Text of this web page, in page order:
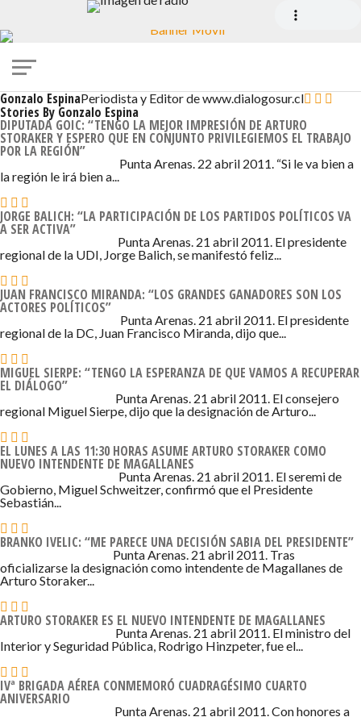
Gonzalo EspinaPeriodista y Editor de www.dialogosur.cl
Stories By Gonzalo Espina
DIPUTADA GOIC: “TENGO LA MEJOR IMPRESIÓN DE ARTURO
STORAKER Y ESPERO QUE EN CONJUNTO PRIVILEGIEMOS EL TRABAJO
POR LA REGIÓN”
Punta Arenas. 22 abril 2011. “Si le va bien a
la región le irá bien a...
JORGE BALICH: “LA PARTICIPACIÓN DE LOS PARTIDOS POLÍTICOS VA
A SER ACTIVA”
Punta Arenas. 21 abril 2011. El presidente
regional de la UDI, Jorge Balich, se manifestó feliz...
JUAN FRANCISCO MIRANDA: “LOS GRANDES GANADORES SON LOS
ACTORES POLÍTICOS”
Punta Arenas. 21 abril 2011. El presidente
regional de la DC, Juan Francisco Miranda, dijo que...
MIGUEL SIERPE: “TENGO LA ESPERANZA DE QUE VAMOS A RECUPERAR
EL DIÁLOGO”
Punta Arenas. 21 abril 2011. El consejero
regional Miguel Sierpe, dijo que la designación de Arturo...
EL LUNES A LAS 11:30 HORAS ASUME ARTURO STORAKER COMO
NUEVO INTENDENTE DE MAGALLANES
Punta Arenas. 21 abril 2011. El seremi de
Gobierno, Miguel Schweitzer, confirmó que el Presidente
Sebastián...
BRANKO IVELIC: “ME PARECE UNA DECISIÓN SABIA DEL PRESIDENTE”
Punta Arenas. 21 abril 2011. Tras
oficializarse la designación como intendente de Magallanes de
Arturo Storaker...
ARTURO STORAKER ES EL NUEVO INTENDENTE DE MAGALLANES
Punta Arenas. 21 abril 2011. El ministro del
Interior y Seguridad Pública, Rodrigo Hinzpeter, fue el...
IVª BRIGADA AÉREA CONMEMORÓ CUADRAGÉSIMO CUARTO
ANIVERSARIO
Punta Arenas. 21 abril 2011. Con honores a